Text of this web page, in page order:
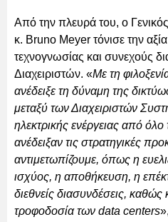
Από την πλευρά του, ο
κ. Bruno Meyer τόνισε την
τεχνογνωσίας και συνεχούς
Διαχειριστών. «Με τη
ανέδειξε τη δύναμη της
μεταξύ των Διαχειριστών
ηλεκτρικής ενέργειας από
ανέδειξαν τις στρατηγικές
αντιμετωπίζουμε, όπως η
ισχύος, η αποθήκευση, η
διεθνείς διασυνδέσεις, καθώς
τροφοδοσία των data centers